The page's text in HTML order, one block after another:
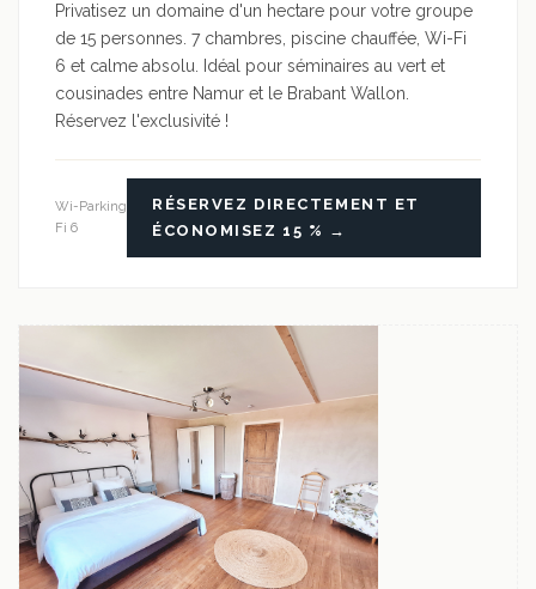
Privatisez un domaine d'un hectare pour votre groupe
de 15 personnes. 7 chambres, piscine chauffée, Wi-Fi
6 et calme absolu. Idéal pour séminaires au vert et
cousinades entre Namur et le Brabant Wallon.
Réservez l'exclusivité !
Wi-
Fi 6
Parking
RÉSERVEZ DIRECTEMENT ET
ÉCONOMISEZ 15 % →